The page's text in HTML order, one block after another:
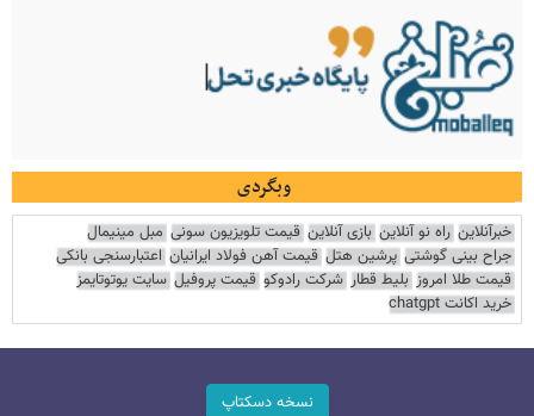
وبگردی
خبرآنلاین راه نو آنلاین بازی آنلاین قیمت تلویزیون سونی مبل مینیمال
جراح بینی گوشتی پرشین هتل قیمت آهن فولاد ایرانیان اعتبارسنجی بانکی
قیمت طلا امروز بلیط قطار شرکت رادوکو قیمت پروفیل سایت یوتوتایمز
خرید اکانت chatgpt
نسخه دسکتاپ